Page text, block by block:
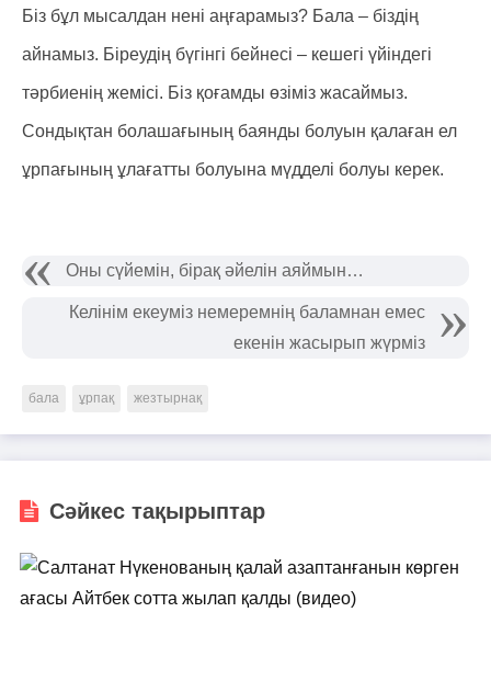
Біз бұл мысалдан нені аңғарамыз? Бала – біздің
айнамыз. Біреудің бүгінгі бейнесі – кешегі үйіндегі
тәрбиенің жемісі. Біз қоғамды өзіміз жасаймыз.
Сондықтан болашағының баянды болуын қалаған ел
ұрпағының ұлағатты болуына мүдделі болуы керек.
Оны сүйемін, бірақ әйелін аяймын…
Келінім екеуміз немеремнің баламнан емес
екенін жасырып жүрміз
бала ұрпақ жезтырнақ
Сәйкес тақырыптар